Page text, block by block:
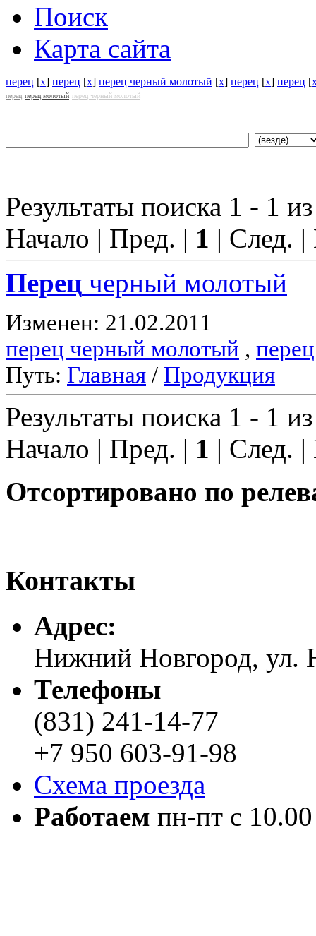
Поиск
Карта сайта
перец [x] перец [x] перец черный молотый [x] перец [x] перец [
перец перец молотый перец черный молотый
Результаты поиска 1 - 1
Начало | Пред. | 1 | След.
Перец черный молотый
Изменен: 21.02.2011
перец черный молотый , перец
Путь: Главная / Продукция
Результаты поиска 1 - 1
Начало | Пред. | 1 | След.
Отсортировано по
Контакты
Адреc:
Нижний Новгород, ул.
Телефоны
(831) 241-14-77
+7 950 603-91-98
Схема проезда
Работаем пн-пт с